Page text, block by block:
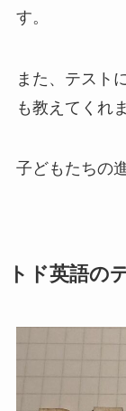
す。
また、テスト
も教えてくれ
子どもたちの
トド英語の